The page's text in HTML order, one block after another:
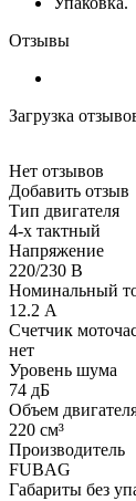
Отзывы
Загрузка
Нет отзывов
Добавить отзыв
Тип двигателя
4-х тактный
Напряжение
220/230 В
Номинальный
12.2 А
Счетчик
нет
Уровень шума
74 дБ
Объем
220 см³
Производитель
FUBAG
Габариты без